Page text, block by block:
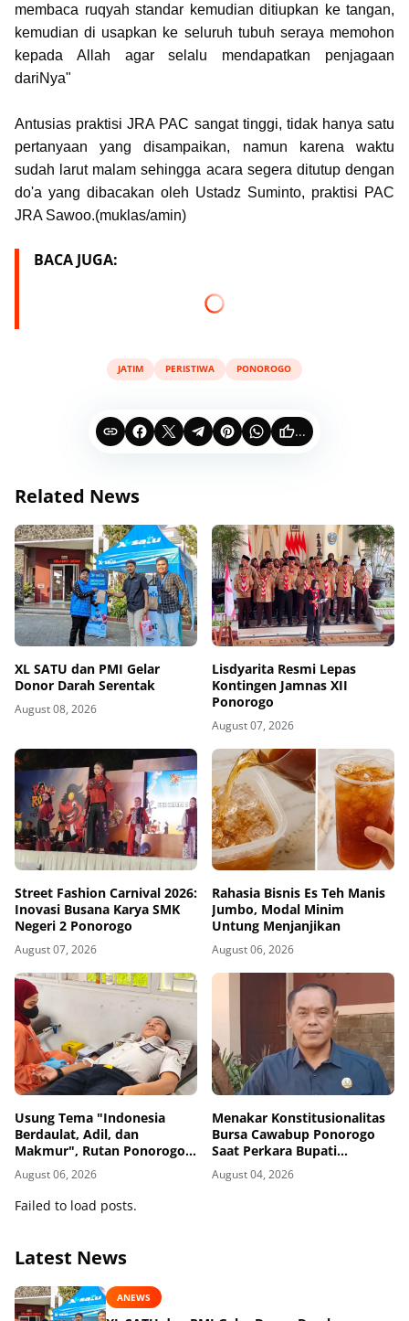
membaca ruqyah standar kemudian ditiupkan ke tangan,
kemudian di usapkan ke seluruh tubuh seraya memohon
kepada Allah agar selalu mendapatkan penjagaan
dariNya"
Antusias praktisi JRA PAC sangat tinggi, tidak hanya satu
pertanyaan yang disampaikan, namun karena waktu
sudah larut malam sehingga acara segera ditutup dengan
do'a yang dibacakan oleh Ustadz Suminto, praktisi PAC
JRA Sawoo.(muklas/amin)
BACA JUGA:
JATIM PERISTIWA PONOROGO
...
Related News
XL SATU dan PMI Gelar
Donor Darah Serentak
August 08, 2026
Lisdyarita Resmi Lepas
Kontingen Jamnas XII
Ponorogo
August 07, 2026
Street Fashion Carnival 2026:
Inovasi Busana Karya SMK
Negeri 2 Ponorogo
August 07, 2026
Rahasia Bisnis Es Teh Manis
Jumbo, Modal Minim
Untung Menjanjikan
August 06, 2026
Usung Tema "Indonesia
Berdaulat, Adil, dan
Makmur", Rutan Ponorogo
Gelar Donor Darah
Kemanusiaan Sambut HUT
RI ke-81
August 06, 2026
Menakar Konstitusionalitas
Bursa Cawabup Ponorogo
Saat Perkara Bupati
Nonaktif Belum Inkrah
August 04, 2026
Failed to load posts.
Latest News
ANEWS